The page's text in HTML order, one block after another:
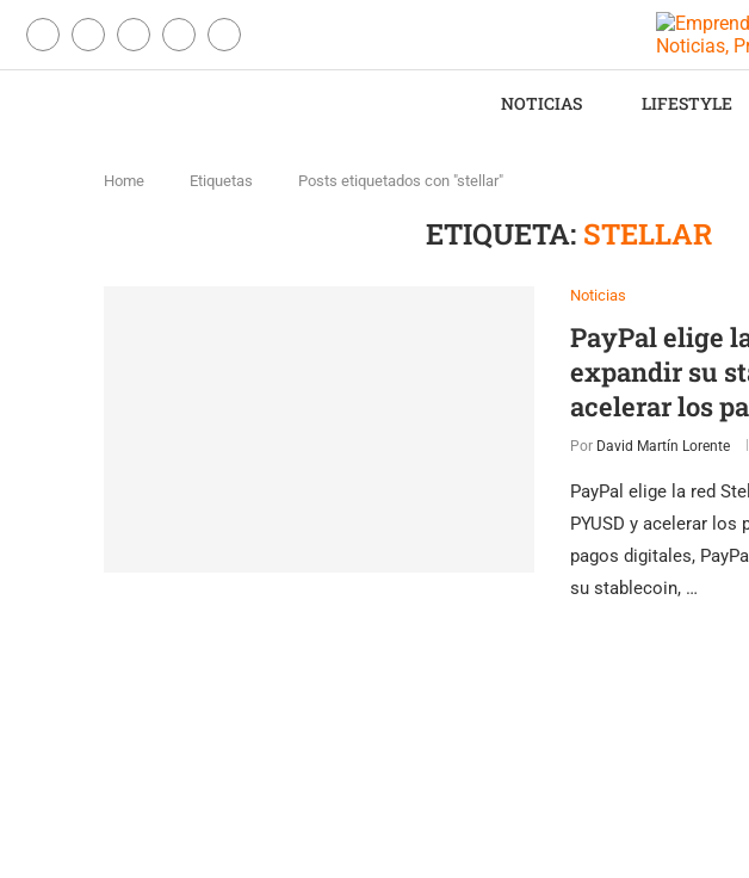
NOTICIAS LIFESTYLE
Home Etiquetas Posts etiquetados con "stellar"
ETIQUETA: STELLAR
Noticias
PayPal elige
expandir su
acelerar los
Por David Martín Lorente
PayPal elige la red
PYUSD y acelerar los
pagos digitales,
su stablecoin, …